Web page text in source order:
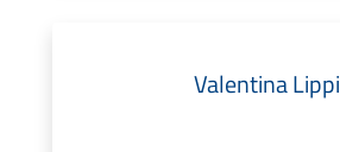
Valentina Lippi